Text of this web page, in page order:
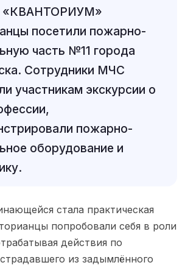
посетили пожарно-
часть №11 города
Сотрудники МЧС
участникам экскурсии о
пожарно-
оборудование и
стала практическая
попробовали себя в роли
действия по
из задымлённого